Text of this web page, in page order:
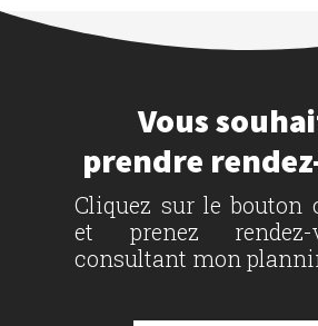
Vous
prendre
Cliquez sur le bouton
et prenez
consultant mon